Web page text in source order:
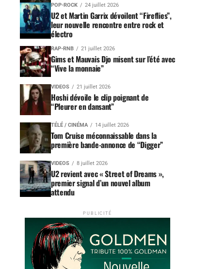
POP-ROCK 24 juillet 2026
U2 et Martin Garrix dévoilent “Fireflies”,
leur nouvelle rencontre entre rock et
électro
RAP-RNB 21 juillet 2026
Gims et Mauvais Djo misent sur l’été avec
“Vive la monnaie”
VIDEOS 21 juillet 2026
Hoshi dévoile le clip poignant de
“Pleurer en dansant”
TÉLÉ / CINÉMA 14 juillet 2026
Tom Cruise méconnaissable dans la
première bande-annonce de “Digger”
VIDEOS 8 juillet 2026
U2 revient avec « Street of Dreams »,
premier signal d’un nouvel album
attendu
PUBLICITÉ